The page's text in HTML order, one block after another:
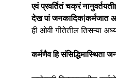
एवं प्रवर्तितं चक्रं
देख पां जनकादिक|कर्मजात
ही ओवी गीतेतील तिसऱ्या
कर्मणैव हि संसिद्धिमास्थिता